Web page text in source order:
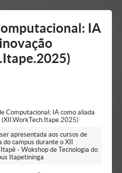
IA
Computacional: IA como aliada
(XII.WorkTech.Itape.2025)
apresentada aos cursos de
campus durante o XII
- Wokshop de Tecnologia do
Itapetininga